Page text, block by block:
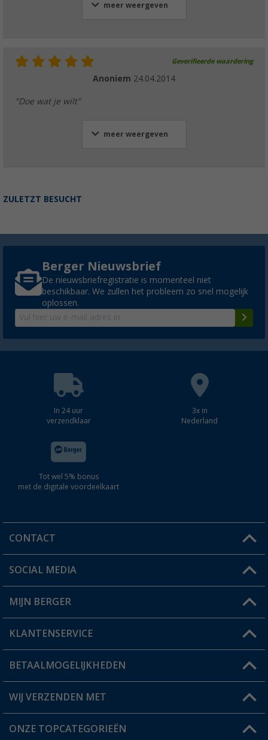
meer weergeven
Geverifieerde waardering
Anoniem 24.04.2014
"Doe wat je wilt"
meer weergeven
ZULETZT BESUCHT
Berger Nieuwsbrief
De nieuwsbriefregistratie is momenteel niet
beschikbaar. We zullen het probleem zo snel mogelijk
oplossen.
In 24 uur
verzendklaar
3x in
Nederland
Tot wel 5% bonus
met de digitale voordeelkaart
CONTACT
Een vraag?
Winkel vinden
SOCIAL MEDIA
MIJN BERGER
Mijn account
Status bestelling
Verlanglijstje
KLANTENSERVICE
FAQ & Contact
Verzendinformatie
BETAALMOGELIJKHEDEN
WIJ VERZENDEN MET
ONZE TOPCATEGORIEËN